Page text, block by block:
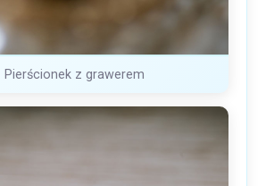
Pierścionek z grawerem